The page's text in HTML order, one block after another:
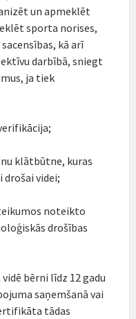
un apmeklēt
sporta norises,
kā arī
darbībā, sniegt
ja tiek
klātbūtne, kuras
videi;
noteikto
drošības
bērni līdz 12 gadu
saņemšanā vai
tādas